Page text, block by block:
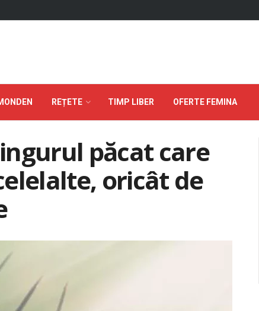
REȚETE TIMP LIBER OFERTE FEMINA
păcat care
oricât de